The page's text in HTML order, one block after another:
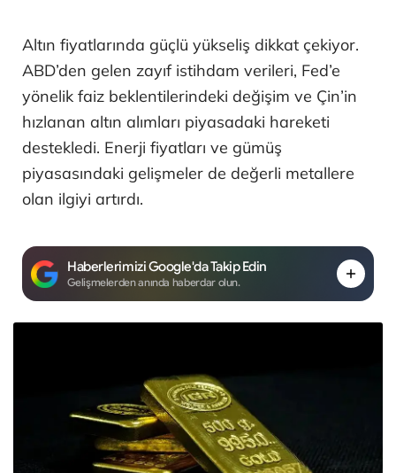
Altın fiyatlarında güçlü yükseliş dikkat çekiyor.
ABD’den gelen zayıf istihdam verileri, Fed’e
yönelik faiz beklentilerindeki değişim ve Çin’in
hızlanan altın alımları piyasadaki hareketi
destekledi. Enerji fiyatları ve gümüş
piyasasındaki gelişmeler de değerli metallere
olan ilgiyi artırdı.
Haberlerimizi Google'da Takip Edin
Gelişmelerden anında haberdar olun.